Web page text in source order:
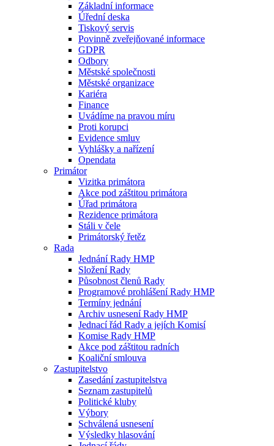
Základní informace
Úřední deska
Tiskový servis
Povinně zveřejňované informace
GDPR
Odbory
Městské společnosti
Městské organizace
Kariéra
Finance
Uvádíme na pravou míru
Proti korupci
Evidence smluv
Vyhlášky a nařízení
Opendata
Primátor
Vizitka primátora
Akce pod záštitou primátora
Úřad primátora
Rezidence primátora
Stáli v čele
Primátorský řetěz
Rada
Jednání Rady HMP
Složení Rady
Působnost členů Rady
Programové prohlášení Rady HMP
Termíny jednání
Archiv usnesení Rady HMP
Jednací řád Rady a jejích Komisí
Komise Rady HMP
Akce pod záštitou radních
Koaliční smlouva
Zastupitelstvo
Zasedání zastupitelstva
Seznam zastupitelů
Politické kluby
Výbory
Schválená usnesení
Výsledky hlasování